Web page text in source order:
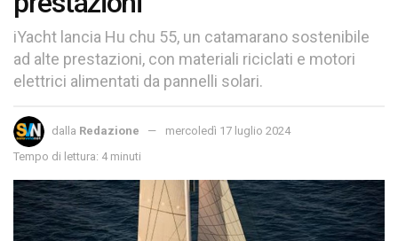
iYacht lancia Hu chu 55, un catamarano sostenibile
ad alte prestazioni, con materiali riciclati e motori
elettrici alimentati da pannelli solari.
dalla Redazione
mercoledì 17 luglio 2024
Tempo di lettura: 4 minuti